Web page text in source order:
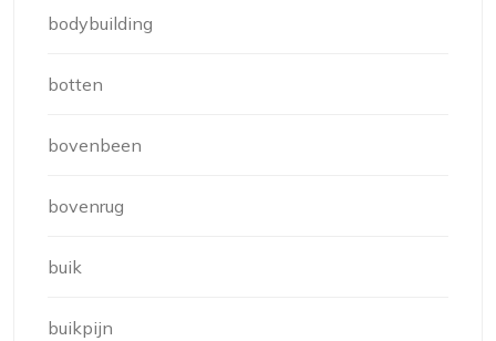
bodybuilding
botten
bovenbeen
bovenrug
buik
buikpijn